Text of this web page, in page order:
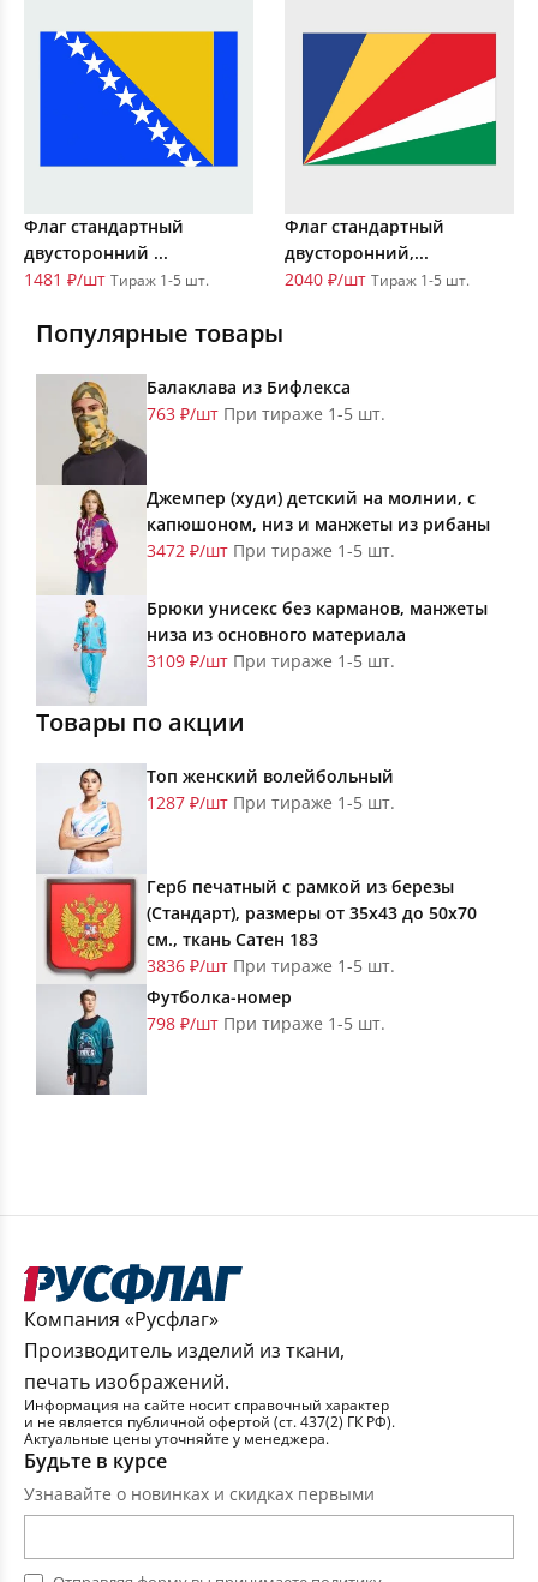
Флаг стандартный
двусторонний ...
1481 ₽/шт Тираж 1-5 шт.
Флаг стандартный
двусторонний,...
2040 ₽/шт Тираж 1-5 шт.
Популярные товары
Балаклава из Бифлекса
763 ₽/шт При тираже 1-5 шт.
Джемпер (худи) детский на молнии, с
капюшоном, низ и манжеты из рибаны
3472 ₽/шт При тираже 1-5 шт.
Брюки унисекс без карманов, манжеты
низа из основного материала
3109 ₽/шт При тираже 1-5 шт.
Товары по акции
Топ женский волейбольный
1287 ₽/шт При тираже 1-5 шт.
Герб печатный с рамкой из березы
(Стандарт), размеры от 35х43 до 50х70
см., ткань Сатен 183
3836 ₽/шт При тираже 1-5 шт.
Футболка-номер
798 ₽/шт При тираже 1-5 шт.
Компания «Русфлаг»
Производитель изделий из ткани,
печать изображений.
Информация на сайте носит справочный характер
и не является публичной офертой (ст. 437(2) ГК РФ).
Актуальные цены уточняйте у менеджера.
Будьте в курсе
Узнавайте о новинках и скидках первыми